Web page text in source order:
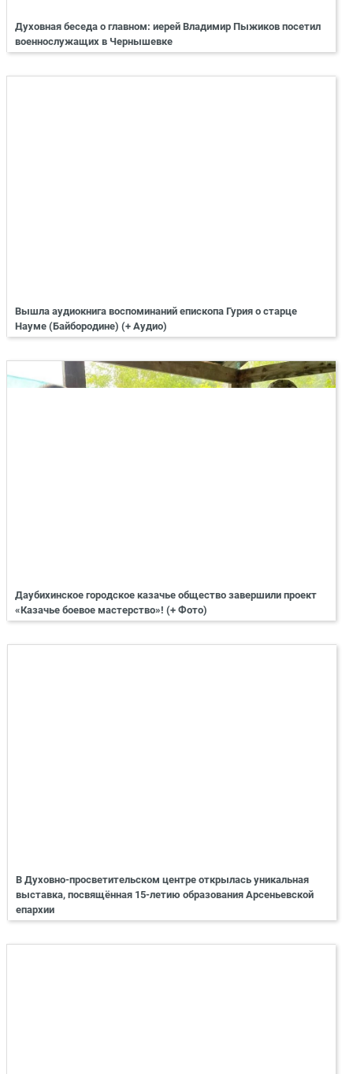
Духовная беседа о главном: иерей Владимир Пыжиков посетил
военнослужащих в Чернышевке
Вышла аудиокнига воспоминаний епископа Гурия о старце
Науме (Байбородине) (+ Аудио)
Даубихинское городское казачье общество завершили проект
«Казачье боевое мастерство»! (+ Фото)
В Духовно-просветительском центре открылась уникальная
выставка, посвящённая 15-летию образования Арсеньевской
епархии